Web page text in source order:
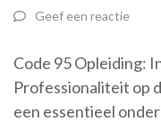
Geef een reactie
Code 95 Opleiding:
Professionaliteit op
een essentieel